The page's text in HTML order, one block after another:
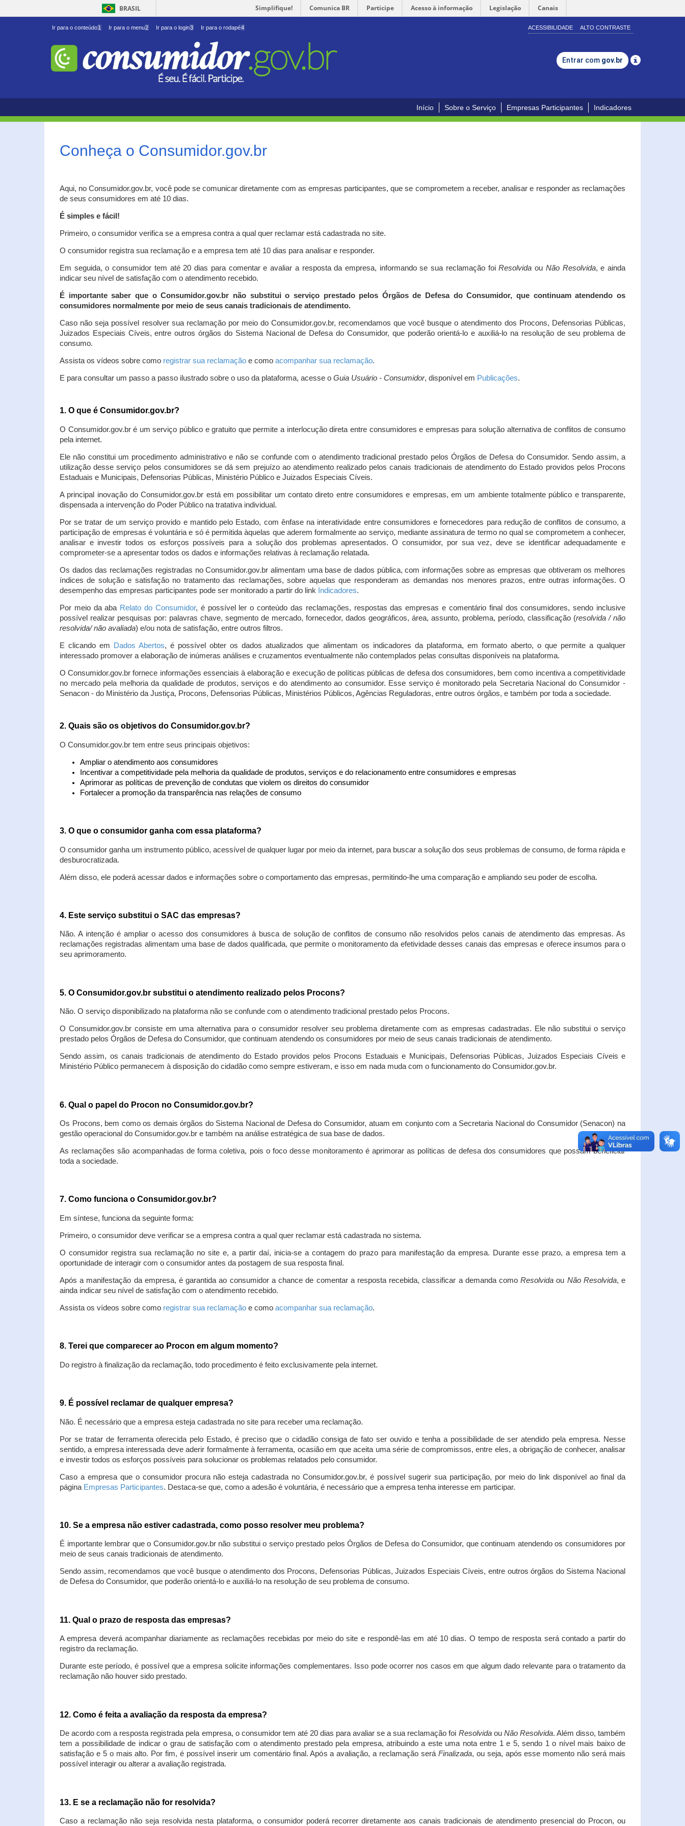
BRASIL Simplifique! Comunica BR Participe Acesso à informação Legislação Canais
Ir para o conteúdo1 Ir para o menu2 Ir para o login3 Ir para o rodapé4 ACESSIBILIDADE ALTO CONTRASTE
Entrar com gov.br
Início Sobre o Serviço Empresas Participantes Indicadores
Conheça o Consumidor.gov.br
Aqui, no Consumidor.gov.br, você pode se comunicar diretamente com as empresas participantes, que se comprometem a receber, analisar e responder as reclamações
de seus consumidores em até 10 dias.
É simples e fácil!
Primeiro, o consumidor verifica se a empresa contra a qual quer reclamar está cadastrada no site.
O consumidor registra sua reclamação e a empresa tem até 10 dias para analisar e responder.
Em seguida, o consumidor tem até 20 dias para comentar e avaliar a resposta da empresa, informando se sua reclamação foiResolvida ou Não Resolvida, e ainda
indicar seu nível de satisfação com o atendimento recebido.
É importante saber que o Consumidor.gov.br não substitui o serviço prestado pelos Órgãos de Defesa do Consumidor, que continuam atendendo os
consumidores normalmente por meio de seus canais tradicionais de atendimento.
Caso não seja possível resolver sua reclamação por meio do Consumidor.gov.br, recomendamos que você busque o atendimento dos Procons, Defensorias Públicas,
Juizados Especiais Cíveis, entre outros órgãos do Sistema Nacional de Defesa do Consumidor, que poderão orientá-lo e auxiliá-lo na resolução de seu problema de
consumo.
Assista os vídeos sobre como registrar sua reclamação e como acompanhar sua reclamação.
E para consultar um passo a passo ilustrado sobre o uso da plataforma, acesse o Guia Usuário - Consumidor, disponível em Publicações.
1. O que é Consumidor.gov.br?
O Consumidor.gov.br é um serviço público e gratuito que permite a interlocução direta entre consumidores e empresas para solução alternativa de conflitos de consumo
pela internet.
Ele não constitui um procedimento administrativo e não se confunde com o atendimento tradicional prestado pelos Órgãos de Defesa do Consumidor. Sendo assim, a
utilização desse serviço pelos consumidores se dá sem prejuízo ao atendimento realizado pelos canais tradicionais de atendimento do Estado providos pelos Procons
Estaduais e Municipais, Defensorias Públicas, Ministério Público e Juizados Especiais Cíveis.
A principal inovação do Consumidor.gov.br está em possibilitar um contato direto entre consumidores e empresas, em um ambiente totalmente público e transparente,
dispensada a intervenção do Poder Público na tratativa individual.
Por se tratar de um serviço provido e mantido pelo Estado, com ênfase na interatividade entre consumidores e fornecedores para redução de conflitos de consumo, a
participação de empresas é voluntária e só é permitida àquelas que aderem formalmente ao serviço, mediante assinatura de termo no qual se comprometem a conhecer,
analisar e investir todos os esforços possíveis para a solução dos problemas apresentados. O consumidor, por sua vez, deve se identificar adequadamente e
comprometer-se a apresentar todos os dados e informações relativas à reclamação relatada.
Os dados das reclamações registradas no Consumidor.gov.br alimentam uma base de dados pública, com informações sobre as empresas que obtiveram os melhores
índices de solução e satisfação no tratamento das reclamações, sobre aquelas que responderam as demandas nos menores prazos, entre outras informações. O
desempenho das empresas participantes pode ser monitorado a partir do link
Indicadores.
Por meio da aba Relato do Consumidor, é possível ler o conteúdo das reclamações, respostas das empresas e comentário final dos consumidores, sendo inclusive
possível realizar pesquisas por: palavras chave, segmento de mercado, fornecedor, dados geográficos, área, assunto, problema, período, classificação (resolvida / não
resolvida/ não avaliada) e/ou nota de satisfação, entre outros filtros.
E clicando em Dados Abertos, é possível obter os dados atualizados que alimentam os indicadores da plataforma, em formato aberto, o que permite a qualquer
interessado promover a elaboração de inúmeras análises e cruzamentos eventualmente não contemplados pelas consultas disponíveis na plataforma.
O Consumidor.gov.br fornece informações essenciais à elaboração e execução de políticas públicas de defesa dos consumidores, bem como incentiva a competitividade
no mercado pela melhoria da qualidade de produtos, serviços e do atendimento ao consumidor. Esse serviço é monitorado pela Secretaria Nacional do Consumidor -
Senacon - do Ministério da Justiça, Procons, Defensorias Públicas, Ministérios Públicos, Agências Reguladoras, entre outros órgãos, e também por toda a sociedade.
2. Quais são os objetivos do Consumidor.gov.br?
O Consumidor.gov.br tem entre seus principais objetivos:
Ampliar o atendimento aos consumidores
Incentivar a competitividade pela melhoria da qualidade de produtos, serviços e do relacionamento entre consumidores e empresas
Aprimorar as políticas de prevenção de condutas que violem os direitos do consumidor
Fortalecer a promoção da transparência nas relações de consumo
3. O que o consumidor ganha com essa plataforma?
O consumidor ganha um instrumento público, acessível de qualquer lugar por meio da internet, para buscar a solução dos seus problemas de consumo, de forma rápida e
desburocratizada.
Além disso, ele poderá acessar dados e informações sobre o comportamento das empresas, permitindo-lhe uma comparação e ampliando seu poder de escolha.
4. Este serviço substitui o SAC das empresas?
Não. A intenção é ampliar o acesso dos consumidores à busca de solução de conflitos de consumo não resolvidos pelos canais de atendimento das empresas. As
reclamações registradas alimentam uma base de dados qualificada, que permite o monitoramento da efetividade desses canais das empresas e oferece insumos para o
seu aprimoramento.
5. O Consumidor.gov.br substitui o atendimento realizado pelos Procons?
Não. O serviço disponibilizado na plataforma não se confunde com o atendimento tradicional prestado pelos Procons.
O Consumidor.gov.br consiste em uma alternativa para o consumidor resolver seu problema diretamente com as empresas cadastradas. Ele não substitui o serviço
prestado pelos Órgãos de Defesa do Consumidor, que continuam atendendo os consumidores por meio de seus canais tradicionais de atendimento.
Sendo assim, os canais tradicionais de atendimento do Estado providos pelos Procons Estaduais e Municipais, Defensorias Públicas, Juizados Especiais Cíveis e
Ministério Público permanecem à disposição do cidadão como sempre estiveram, e isso em nada muda com o funcionamento do Consumidor.gov.br.
6. Qual o papel do Procon no Consumidor.gov.br?
Os Procons, bem como os demais órgãos do Sistema Nacional de Defesa do Consumidor, atuam em conjunto com a Secretaria Nacional do Consumidor (Senacon) na
gestão operacional do Consumidor.gov.br e também na análise estratégica de sua base de dados.
As reclamações são acompanhadas de forma coletiva, pois o foco desse monitoramento é aprimorar as políticas de defesa dos consumidores que possam beneficiar
toda a sociedade.
7. Como funciona o Consumidor.gov.br?
Em síntese, funciona da seguinte forma:
Primeiro, o consumidor deve verificar se a empresa contra a qual quer reclamar está cadastrada no sistema.
O consumidor registra sua reclamação no site e, a partir daí, inicia-se a contagem do prazo para manifestação da empresa. Durante esse prazo, a empresa tem a
oportunidade de interagir com o consumidor antes da postagem de sua resposta final.
Após a manifestação da empresa, é garantida ao consumidor a chance de comentar a resposta recebida, classificar a demanda comoResolvida ou Não Resolvida, e
ainda indicar seu nível de satisfação com o atendimento recebido.
Assista os vídeos sobre como registrar sua reclamação e como acompanhar sua reclamação.
8. Terei que comparecer ao Procon em algum momento?
Do registro à finalização da reclamação, todo procedimento é feito exclusivamente pela internet.
9. É possível reclamar de qualquer empresa?
Não. É necessário que a empresa esteja cadastrada no site para receber uma reclamação.
Por se tratar de ferramenta oferecida pelo Estado, é preciso que o cidadão consiga de fato ser ouvido e tenha a possibilidade de ser atendido pela empresa. Nesse
sentido, a empresa interessada deve aderir formalmente à ferramenta, ocasião em que aceita uma série de compromissos, entre eles, a obrigação de conhecer, analisar
e investir todos os esforços possíveis para solucionar os problemas relatados pelo consumidor.
Caso a empresa que o consumidor procura não esteja cadastrada no Consumidor.gov.br, é possível sugerir sua participação, por meio do link disponível ao final da
página Empresas Participantes. Destaca-se que, como a adesão é voluntária, é necessário que a empresa tenha interesse em participar.
10. Se a empresa não estiver cadastrada, como posso resolver meu problema?
É importante lembrar que o Consumidor.gov.br não substitui o serviço prestado pelos Órgãos de Defesa do Consumidor, que continuam atendendo os consumidores por
meio de seus canais tradicionais de atendimento.
Sendo assim, recomendamos que você busque o atendimento dos Procons, Defensorias Públicas, Juizados Especiais Cíveis, entre outros órgãos do Sistema Nacional
de Defesa do Consumidor, que poderão orientá-lo e auxiliá-lo na resolução de seu problema de consumo.
11. Qual o prazo de resposta das empresas?
A empresa deverá acompanhar diariamente as reclamações recebidas por meio do site e respondê-las em até 10 dias. O tempo de resposta será contado a partir do
registro da reclamação.
Durante este período, é possível que a empresa solicite informações complementares. Isso pode ocorrer nos casos em que algum dado relevante para o tratamento da
reclamação não houver sido prestado.
12. Como é feita a avaliação da resposta da empresa?
De acordo com a resposta registrada pela empresa, o consumidor tem até 20 dias para avaliar se a sua reclamação foi Resolvidaou Não Resolvida. Além disso, também
tem a possibilidade de indicar o grau de satisfação com o atendimento prestado pela empresa, atribuindo a este uma nota entre 1 e 5, sendo 1 o nível mais baixo de
satisfação e 5 o mais alto. Por fim, é possível inserir um comentário final. Após a avaliação, a reclamação será Finalizada, ou seja, após esse momento não será mais
possível interagir ou alterar a avaliação registrada.
13. E se a reclamação não for resolvida?
Caso a reclamação não seja resolvida nesta plataforma, o consumidor poderá recorrer diretamente aos canais tradicionais de atendimento presencial do Procon, ou